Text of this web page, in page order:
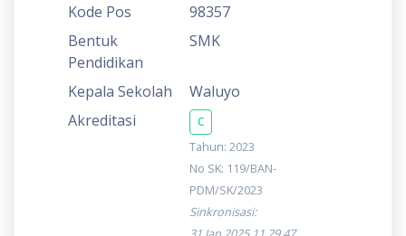
Kode Pos
98357
Bentuk
Pendidikan
SMK
Kepala Sekolah
Waluyo
Akreditasi
C
Tahun: 2023
No SK: 119/BAN-
PDM/SK/2023
Sinkronisasi: